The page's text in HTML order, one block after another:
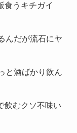
食うキチガイ
んだが流石にヤ
と酒ばかり飲ん
飲むクソ不味い